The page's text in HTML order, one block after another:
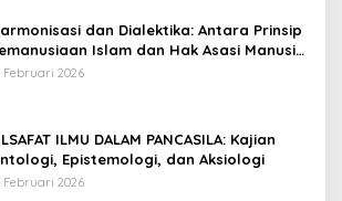
dan Dialektika: Antara Prinsip
Islam dan Hak Asasi Manusia
Februari 2026
ILMU DALAM PANCASILA: Kajian
Epistemologi, dan Aksiologi
Februari 2026